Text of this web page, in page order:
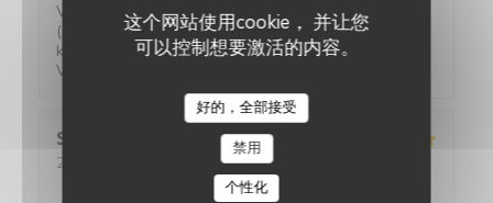
这个网站使用cookie， 并让您
可以控制想要激活的内容。
好的，全部接受
禁用
个性化
Verrassende gerechten voor een eerlijke prijs. Water
(plat of bruis) is gratis. 2-persoons tafeltjes zijn wat
klein maar ze hebben ook niet veel ruimte.
Vriendelijke bediening!
Sylviane
2026-05-25
- 13:00 - 来宾 2
菜单:5/5 质价比